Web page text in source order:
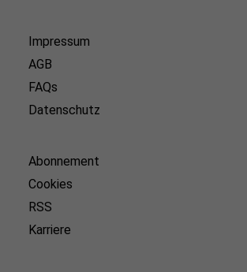
Impressum
AGB
FAQs
Datenschutz
Abonnement
Cookies
RSS
Karriere